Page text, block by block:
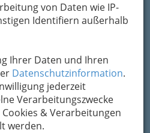
von Daten wie IP-
Identifiern außerhalb
Ihrer Daten und Ihren
Datenschutzinformation.
jederzeit
Verarbeitungszwecke
& Verarbeitungen
werden.
anschauen